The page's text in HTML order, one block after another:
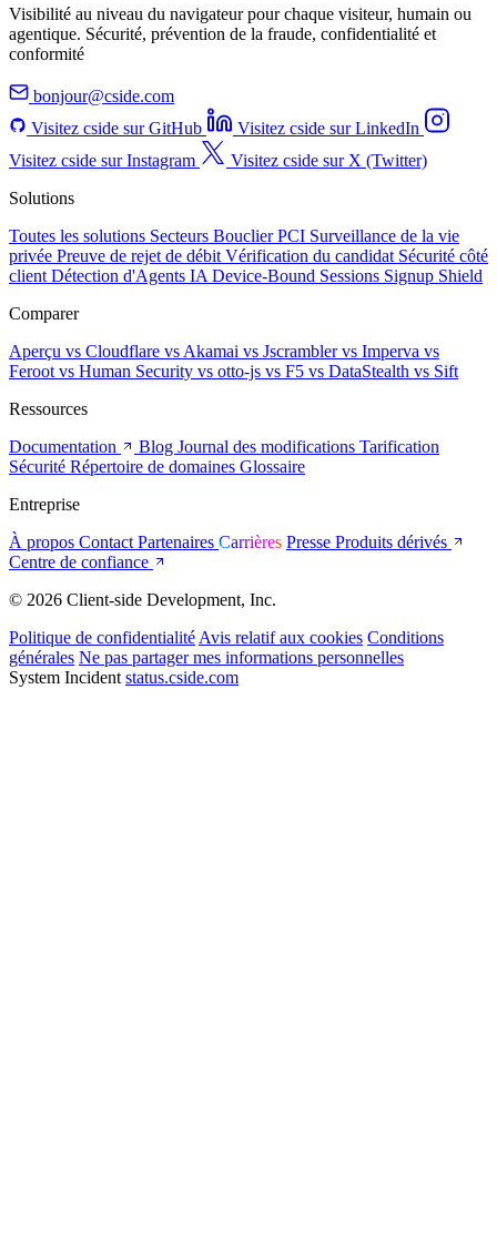
Visibilité au niveau du navigateur pour chaque visiteur, humain ou
agentique. Sécurité, prévention de la fraude, confidentialité et
conformité
bonjour@cside.com
Visitez cside sur GitHub
Visitez cside sur LinkedIn
Visitez cside sur Instagram
Visitez cside sur X (Twitter)
Solutions
Toutes les solutions Secteurs Bouclier PCI Surveillance de la vie
privée Preuve de rejet de débit Vérification du candidat Sécurité côté
client Détection d'Agents IA Device-Bound Sessions Signup Shield
Comparer
Aperçu vs Cloudflare vs Akamai vs Jscramblervs Imperva vs
Feroot vs Human Security vs otto-js vs F5 vs DataStealth vs Sift
Ressources
Documentation
Blog Journal des modifications Tarification
Sécurité Répertoire de domaines Glossaire
Entreprise
À propos Contact Partenaires Carrières Presse Produits dérivés
Centre de confiance
© 2026 Client-side Development, Inc.
Politique de confidentialité Avis relatif aux cookies Conditions
générales Ne pas partager mes informations personnelles
System Incident status.cside.com